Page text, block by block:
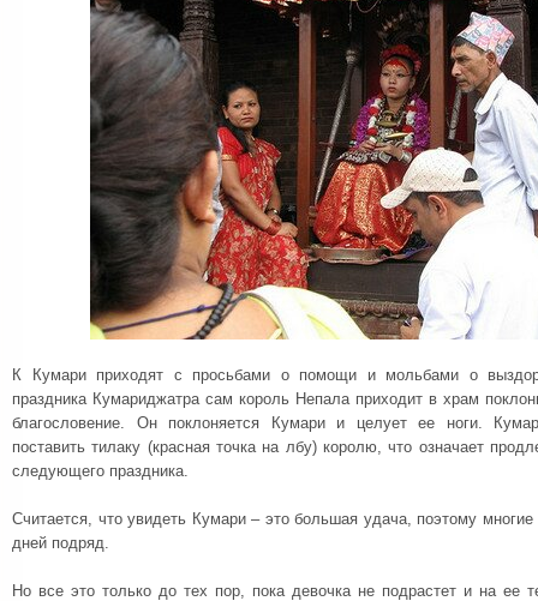
К Кумари приходят с просьбами о помощи и мольбами о
праздника Кумариджатра сам король Непала приходит в храм
благословение. Он поклоняется Кумари и целует ее ноги.
поставить тилаку (красная точка на лбу) королю, что означает
следующего праздника.
Считается, что увидеть Кумари – это большая удача, поэтому многие
дней подряд.
Но все это только до тех пор, пока девочка не подрастет и на ее